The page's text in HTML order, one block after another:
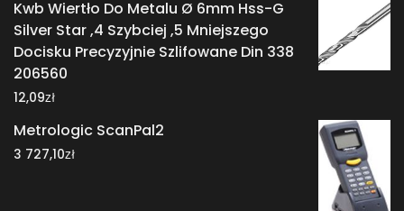
Kwb Wiertło Do Metalu Ø 6mm Hss-G
Silver Star ,4 Szybciej ,5 Mniejszego
Docisku Precyzyjnie Szlifowane Din 338
206560
12,09zł
Metrologic ScanPal2
3 727,10zł